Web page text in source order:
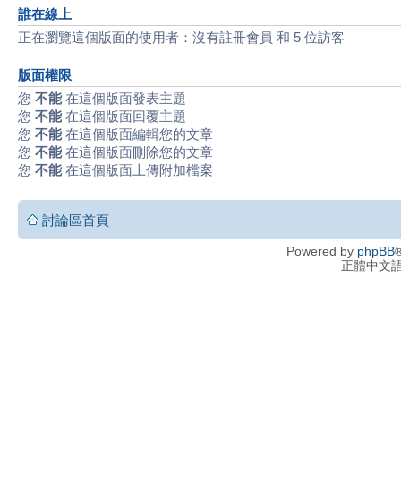
誰在線上
正在瀏覽這個版面的使用者：沒有註冊會員 和 5 位訪客
版面權限
您 不能在這個版面發表主題
您 不能在這個版面回覆主題
您 不能在這個版面編輯您的文章
您 不能在這個版面刪除您的文章
您 不能在這個版面上傳附加檔案
討論區首頁
Powered by phpBB
正體中文